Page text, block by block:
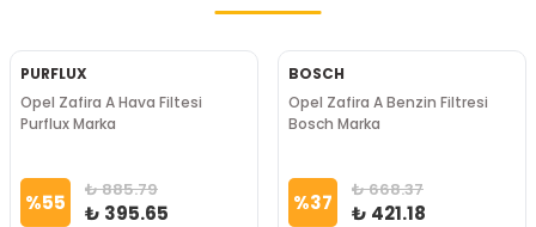
PURFLUX
Opel Zafira A Hava Filtesi
Purflux Marka
%55 ₺ 885.79
₺ 395.65
BOSCH
Opel Zafira A Benzin Filtresi
Bosch Marka
%37 ₺ 668.37
₺ 421.18